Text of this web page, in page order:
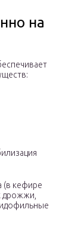
на
(в кефире
дрожжи,